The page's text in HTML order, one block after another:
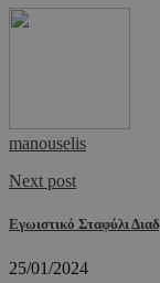
manouselis
Next post
Εγωιστικό Σταφύλι
25/01/2024